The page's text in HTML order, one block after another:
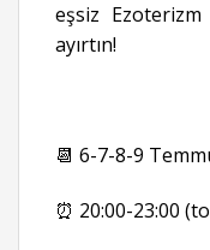
eşsiz
ayırtın!
📆 6-7-8-9
⏰ 20:00-23:00